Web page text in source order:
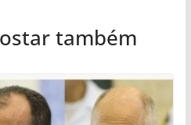
também